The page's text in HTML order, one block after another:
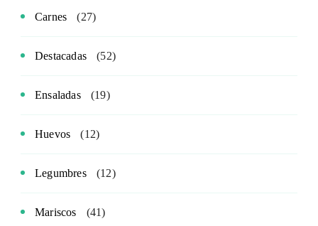
Carnes (27)
Destacadas (52)
Ensaladas (19)
Huevos (12)
Legumbres (12)
Mariscos (41)